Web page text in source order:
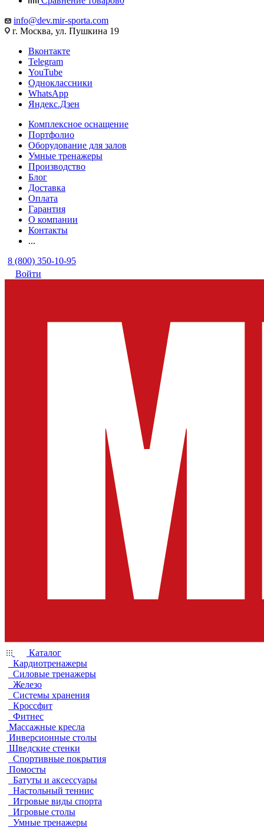
info@dev.mir-sporta.com
г. Москва, ул. Пушкина 19
Вконтакте
Telegram
YouTube
Одноклассники
WhatsApp
Яндекс.Дзен
Комплексное оснащение
Портфолио
Оборудование для залов
Умные тренажеры
Производство
Блог
Доставка
Оплата
Гарантия
О компании
Контакты
...
8 (800) 350-10-95
Войти
Каталог
Кардиотренажеры
Силовые тренажеры
Железо
Системы хранения
Кроссфит
Фитнес
Массажные кресла
Инверсионные столы
Шведские стенки
Спортивные покрытия
Помосты
Батуты и аксессуары
Настольный теннис
Игровые виды спорта
Игровые столы
Умные тренажеры